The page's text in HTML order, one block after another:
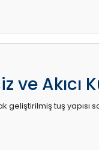
ve Akıcı
geliştirilmiş tuş yapısı